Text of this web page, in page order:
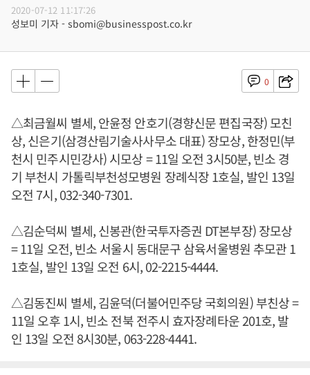
2020-07-12 11:17:26
성보미 기자 - sbomi@businesspost.co.kr
0
△최금월씨 별세, 안윤정 안호기(경향신문 편집국장) 모친
상, 신은기(삼경산림기술사사무소 대표) 장모상, 한정민(부
천시 민주시민강사) 시모상 = 11일 오전 3시50분, 빈소 경
기 부천시 가톨릭부천성모병원 장례식장 1호실, 발인 13일
오전 7시, 032-340-7301.
△김순덕씨 별세, 신봉관(한국투자증권 DT본부장) 장모상
= 11일 오전, 빈소 서울시 동대문구 삼육서울병원 추모관 1
1호실, 발인 13일 오전 6시, 02-2215-4444.
△김동진씨 별세, 김윤덕(더불어민주당 국회의원) 부친상 =
11일 오후 1시, 빈소 전북 전주시 효자장례타운 201호, 발
인 13일 오전 8시30분, 063-228-4441.